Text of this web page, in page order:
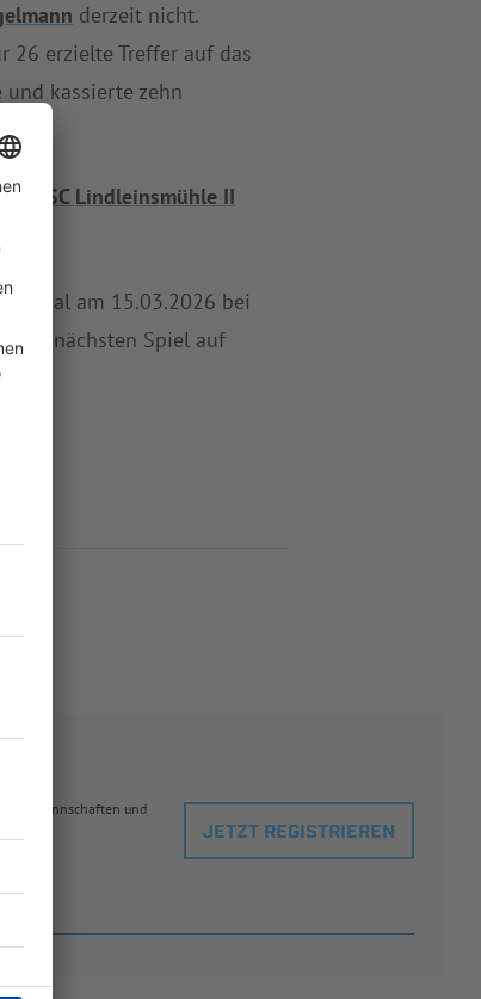
derzeit nicht.
26 erzielte Treffer auf das
kassierte zehn
SC Lindleinsmühle II
Mal am 15.03.2026 bei
im nächsten Spiel auf
Mannschaften und
JETZT REGISTRIEREN